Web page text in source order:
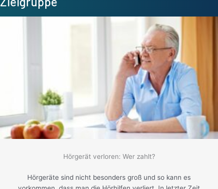
Hörgerät verloren: Wer zahlt?
Hörgeräte sind nicht besonders groß und so kann es